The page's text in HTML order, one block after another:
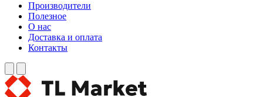
Производители
Полезное
О нас
Доставка и оплата
Контакты